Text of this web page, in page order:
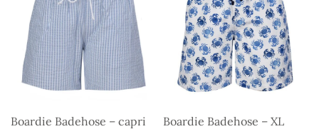
Boardie Badehose – capri
Boardie Badehose – XL